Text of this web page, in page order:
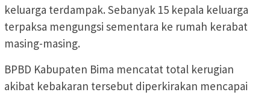
keluarga terdampak. Sebanyak 15 kepala keluarga
terpaksa mengungsi sementara ke rumah kerabat
masing-masing.
BPBD Kabupaten Bima mencatat total kerugian
akibat kebakaran tersebut diperkirakan mencapai